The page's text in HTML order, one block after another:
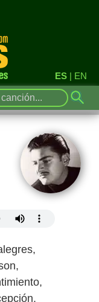
ES | EN